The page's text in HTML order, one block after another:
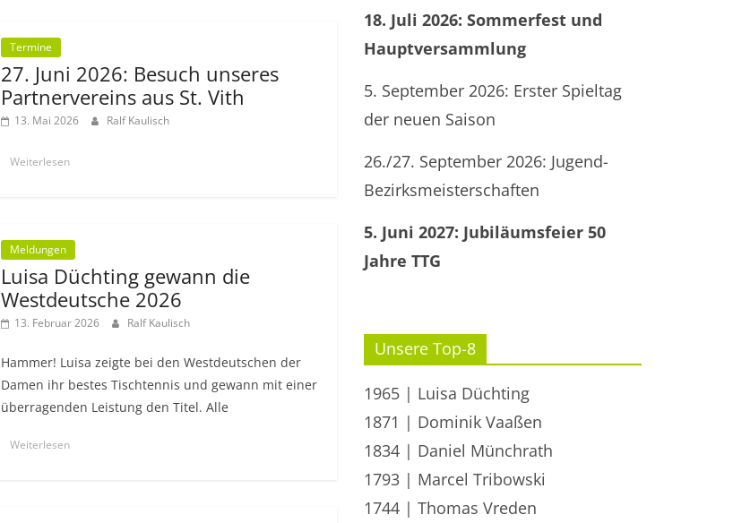
Termine
27. Juni 2026: Besuch unseres
Partnervereins aus St. Vith
13. Mai 2026 Ralf Kaulisch
Weiterlesen
Meldungen
Luisa Düchting gewann die
Westdeutsche 2026
13. Februar 2026 Ralf Kaulisch
Hammer! Luisa zeigte bei den Westdeutschen der
Damen ihr bestes Tischtennis und gewann mit einer
überragenden Leistung den Titel. Alle
Weiterlesen
18. Juli 2026: Sommerfest und
Hauptversammlung
5. September 2026: Erster Spieltag
der neuen Saison
26./27. September 2026: Jugend-
Bezirksmeisterschaften
5. Juni 2027: Jubiläumsfeier 50
Jahre TTG
Unsere Top-8
1965 | Luisa Düchting
1871 | Dominik Vaaßen
1834 | Daniel Münchrath
1793 | Marcel Tribowski
1744 | Thomas Vreden